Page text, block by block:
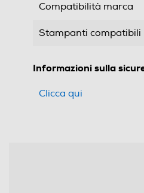
Compatibilità marca
Stampanti compatibili
Informazioni sulla
Clicca qui